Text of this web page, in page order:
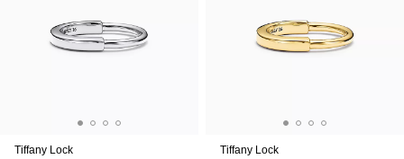
Tiffany Lock
Tiffany Lock